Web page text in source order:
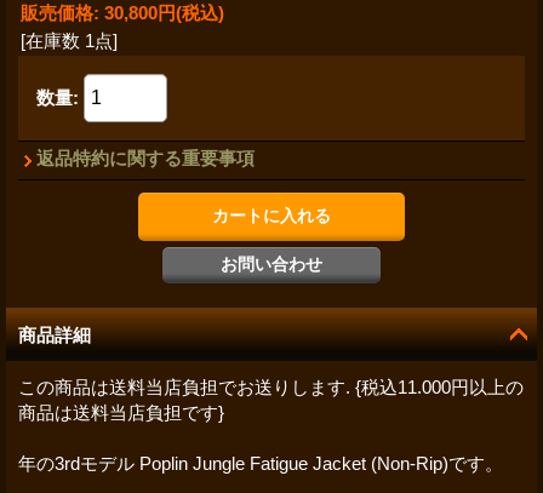
販売価格: 30,800円(税込)
[在庫数 1点]
数量:
返品特約に関する重要事項
商品詳細
この商品は送料当店負担でお送りします. {税込11.000円以上の
商品は送料当店負担です}
年の3rdモデル Poplin Jungle Fatigue Jacket (Non-Rip)です。